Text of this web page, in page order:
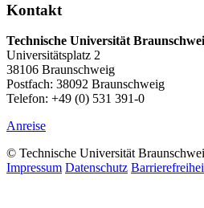
Kontakt
Technische Universität
Universitätsplatz 2
38106 Braunschweig
Postfach: 38092 Braunschweig
Telefon: +49 (0) 531 391-0
Anreise
© Technische Universität
Impressum Datenschutz